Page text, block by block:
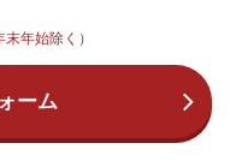
年始除く）
ーム